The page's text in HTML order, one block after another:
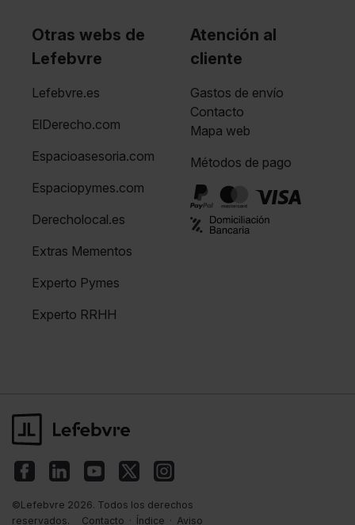
Otras webs de
Lefebvre
Lefebvre.es
ElDerecho.com
Espacioasesoria.com
Espaciopymes.com
Derecholocal.es
Extras Mementos
Experto Pymes
Experto RRHH
Atención al
cliente
Gastos de envío
Contacto
Mapa web
Métodos de pago
©Lefebvre 2026. Todos los derechos
reservados.
Contacto · Índice · Aviso